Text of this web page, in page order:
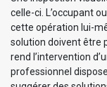
celle-ci. L’occupant
cette opération lui-
solution doivent être
rend l’intervention
professionnel